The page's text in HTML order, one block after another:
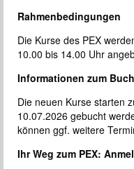
Rahmenbedingungen
Die Kurse des PEX
10.00 bis 14.00 Uhr
Informationen zum
Die neuen Kurse starten
10.07.2026 gebucht
können ggf. weitere
Ihr Weg zum PEX: